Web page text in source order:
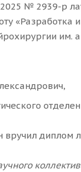
№ 2939-р
им.